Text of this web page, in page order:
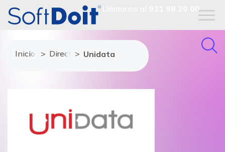
911 98 20 00
Inicio Directorio de proveedores
Unidata